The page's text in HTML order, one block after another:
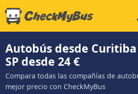
Autobús desde
SP desde 24 €
Compara todas las compañías de
mejor precio con CheckMyBus